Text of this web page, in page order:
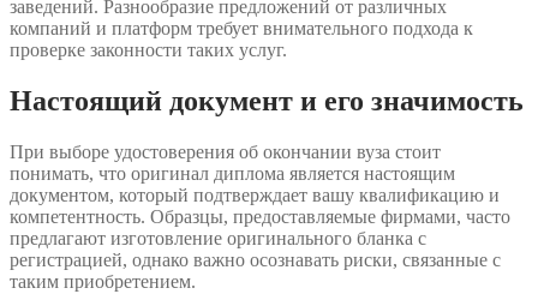
заведений. Разнообразие предложений от различных
компаний и платформ требует внимательного подхода к
проверке законности таких услуг.
Настоящий документ и его значимость
При выборе удостоверения об окончании вуза стоит
понимать, что оригинал диплома является настоящим
документом, который подтверждает вашу квалификацию и
компетентность. Образцы, предоставляемые фирмами, часто
предлагают изготовление оригинального бланка с
регистрацией, однако важно осознавать риски, связанные с
таким приобретением.